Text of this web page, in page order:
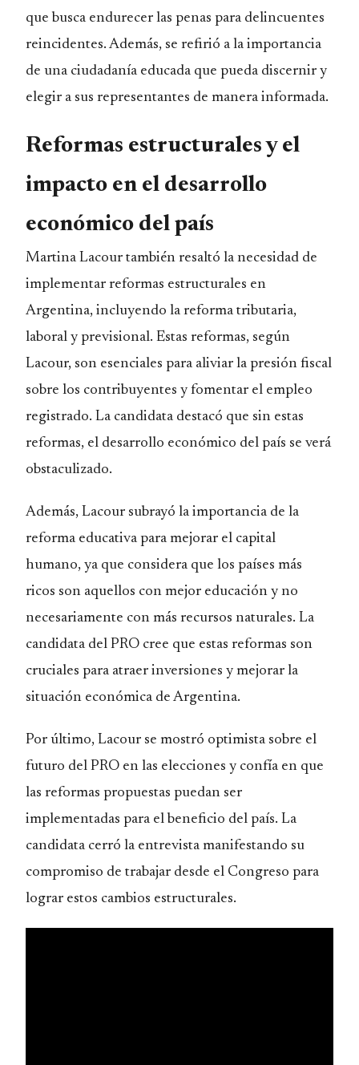
que busca endurecer las penas para delincuentes
reincidentes. Además, se refirió a la importancia
de una ciudadanía educada que pueda discernir y
elegir a sus representantes de manera informada.
Reformas estructurales y el
impacto en el desarrollo
económico del país
Martina Lacour también resaltó la necesidad de
implementar reformas estructurales en
Argentina, incluyendo la reforma tributaria,
laboral y previsional. Estas reformas, según
Lacour, son esenciales para aliviar la presión fiscal
sobre los contribuyentes y fomentar el empleo
registrado. La candidata destacó que sin estas
reformas, el desarrollo económico del país se verá
obstaculizado.
Además, Lacour subrayó la importancia de la
reforma educativa para mejorar el capital
humano, ya que considera que los países más
ricos son aquellos con mejor educación y no
necesariamente con más recursos naturales. La
candidata del PRO cree que estas reformas son
cruciales para atraer inversiones y mejorar la
situación económica de Argentina.
Por último, Lacour se mostró optimista sobre el
futuro del PRO en las elecciones y confía en que
las reformas propuestas puedan ser
implementadas para el beneficio del país. La
candidata cerró la entrevista manifestando su
compromiso de trabajar desde el Congreso para
lograr estos cambios estructurales.